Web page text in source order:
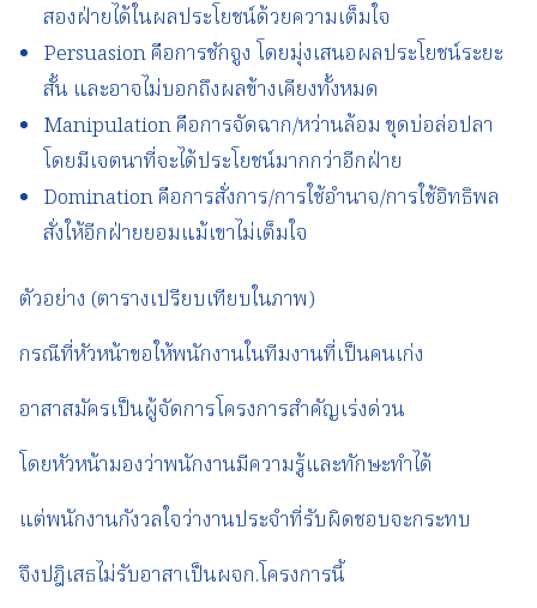
สองฝ่ายได้ในผลประโยชน์ด้วยความเต็มใจ
Persuasion คือการชักจูง โดยมุ่งเสนอผลประโยชน์ระยะ
สั้น และอาจไม่บอกถึงผลข้างเคียงทั้งหมด
Manipulation คือการจัดฉาก/หว่านล้อม ขุดบ่อล่อปลา
โดยมีเจตนาที่จะได้ประโยชน์มากกว่าอีกฝ่าย
Domination คือการสั่งการ/การใช้อำนาจ/การใช้อิทธิพล
สั่งให้อีกฝ่ายยอมแม้เขาไม่เต็มใจ
ตัวอย่าง (ตารางเปรียบเทียบในภาพ)
กรณีที่หัวหน้าขอให้พนักงานในทีมงานที่เป็นคนเก่ง
อาสาสมัครเป็นผู้จัดการโครงการสำคัญเร่งด่วน
โดยหัวหน้ามองว่าพนักงานมีความรู้และทักษะทำได้
แต่พนักงานกังวลใจว่างานประจำที่รับผิดชอบจะกระทบ
จึงปฎิเสธไม่รับอาสาเป็นผจก.โครงการนี้